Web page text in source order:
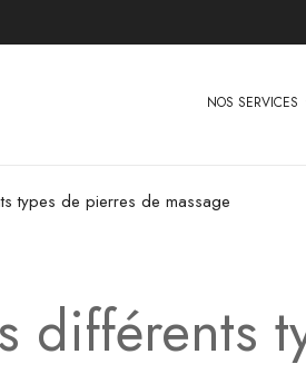
NOS SERVICES
types de pierres de massage
différents